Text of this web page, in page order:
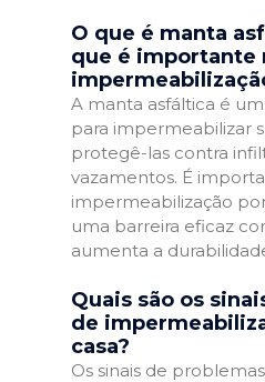
O que é manta
que é importante
A manta asfáltica é
para impermeabilizar
protegê-las contra
vazamentos. É
impermeabilização
uma barreira eficaz
aumenta a
Quais são os
de
casa?
Os sinais de